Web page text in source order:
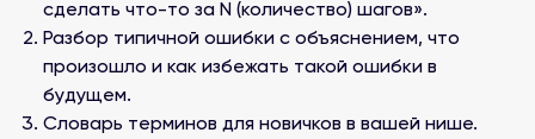
сделать что-то за N (количество) шагов».
Разбор типичной ошибки с объяснением, что
произошло и как избежать такой ошибки в
будущем.
Словарь терминов для новичков в вашей нише.